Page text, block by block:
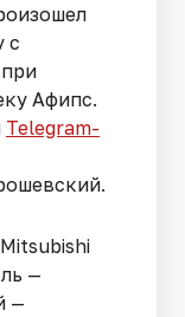
с
Афипс.
Telegram-
—
—